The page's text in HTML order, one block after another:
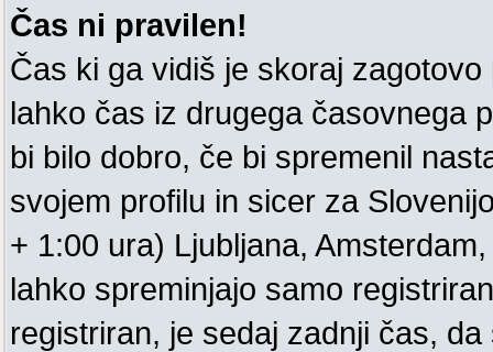
Čas ni pravilen!
Čas ki ga vidiš je skoraj
lahko čas iz drugega časovnega
bi bilo dobro, če bi spremenil
svojem profilu in sicer za
+ 1:00 ura) Ljubljana,
lahko spreminjajo samo
registriran, je sedaj zadnji čas,